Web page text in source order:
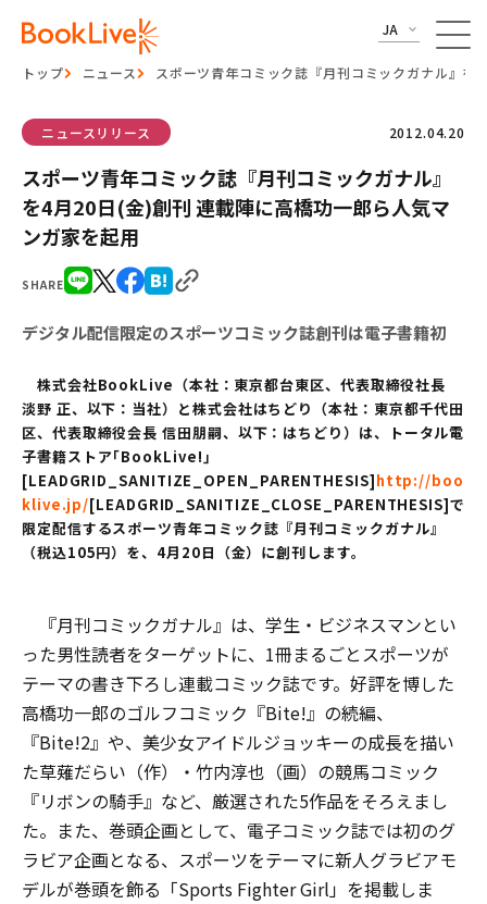
JA
トップ ニュース スポーツ青年コミック誌『月刊コミックガナル』
SHARE
ニュースリリース 2012.04.20
スポーツ青年コミック誌『月刊コミックガナル』
を4月20日(金)創刊 連載陣に高橋功一郎ら人気マ
ンガ家を起用
デジタル配信限定のスポーツコミック誌創刊は電子書籍初
株式会社BookLive（本社：東京都台東区、代表取締役社長
淡野 正、以下：当社）と株式会社はちどり（本社：東京都千代田
区、代表取締役会長 信田朋嗣、以下：はちどり）は、トータル電
子書籍ストア｢BookLive!｣
[LEADGRID_SANITIZE_OPEN_PARENTHESIS]http://boo
klive.jp/[LEADGRID_SANITIZE_CLOSE_PARENTHESIS]で
限定配信するスポーツ青年コミック誌『月刊コミックガナル』
（税込105円）を、4月20日（金）に創刊します。
『月刊コミックガナル』は、学生・ビジネスマンとい
った男性読者をターゲットに、1冊まるごとスポーツが
テーマの書き下ろし連載コミック誌です。好評を博した
高橋功一郎のゴルフコミック『Bite!』の続編、
『Bite!2』や、美少女アイドルジョッキーの成長を描い
た草薙だらい（作）・竹内淳也（画）の競馬コミック
『リボンの騎手』など、厳選された5作品をそろえまし
た。また、巻頭企画として、電子コミック誌では初のグ
ラビア企画となる、スポーツをテーマに新人グラビアモ
デルが巻頭を飾る「Sports Fighter Girl」を掲載しま